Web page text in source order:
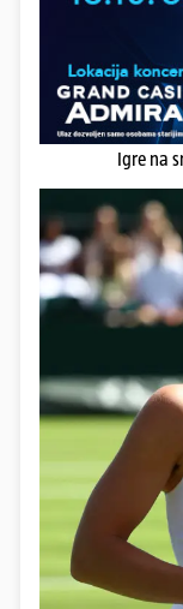
Igre na